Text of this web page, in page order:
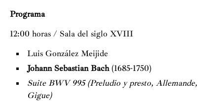
Programa
12:00 horas / Sala del siglo XVIII
Luis González Meijide
Johann Sebastian Bach (1685-1750)
Suite BWV 995 (Preludio y presto, Allemande,
Gigue)